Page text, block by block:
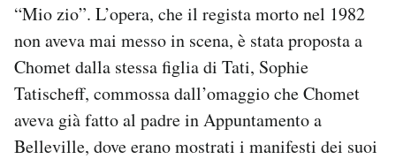
Area Personale
Newsletter
Notifiche mobile
Regala il Post
Hai bisogno di aiuto?
Esci
“Mio zio”. L’opera, che il regista morto nel 1982
non aveva mai messo in scena, è stata proposta a
Chomet dalla stessa figlia di Tati, Sophie
Tatischeff, commossa dall’omaggio che Chomet
aveva già fatto al padre in Appuntamento a
Belleville, dove erano mostrati i manifesti dei suoi